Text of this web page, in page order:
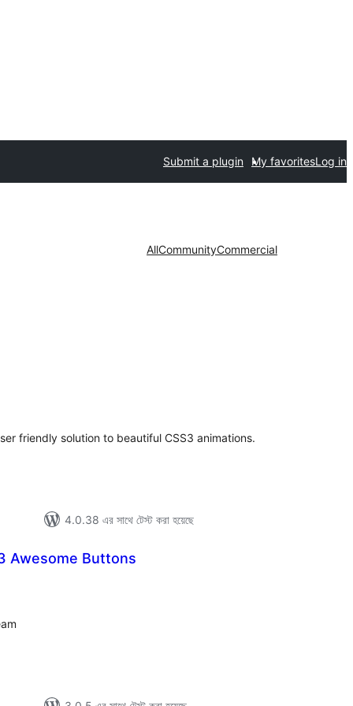
Submit a plugin My favoritesLog in
AllCommunityCommercial
friendly solution to beautiful CSS3 animations.
4.0.38 এর সাথে টেস্ট করা হয়েছে
Awesome Buttons